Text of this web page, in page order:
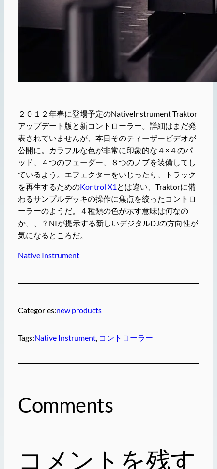
２０１２年春に登場予定のNativeInstrument Traktor
アップデート版と新コントローラー。詳細はまだ発
表されていませんが、本日そのティーザービデオが
公開に。カラフルな色が非常に印象的な４×４のパ
ッド、４つのフェーダー、８つのノブを装備してし
ているよう。エフェクターをいじったり、トラック
を再生するためのKontrol X1 とは違い、Traktorに備
わるサンプルデッキの操作に焦点を絞ったコントロ
ーラーのようだ。４種類の色が示す意味は何なの
か、、？NIが提示する新しいデジタルDJの方向性が
気になるところだ。
Native Instrument
Categories:new products
Tags:Native Instrument, コントローラー
Comments
コメントを残す